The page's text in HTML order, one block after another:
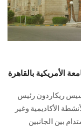
الأمريكية بالقاهرة
ريكاردون رئيس
الأكاديمية وغير
بين الجانبين